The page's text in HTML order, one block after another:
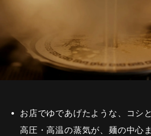
お店でゆであげたような、コシ
高圧・高温の蒸気が、麺の中心